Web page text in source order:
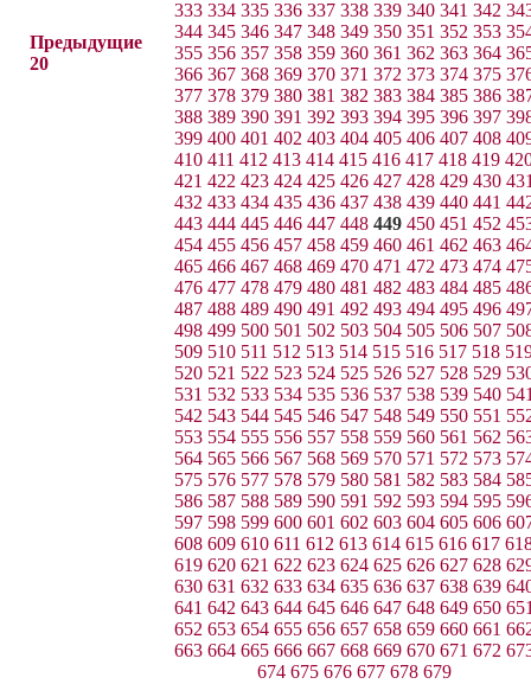
Предыдущие
20
333 334 335 336 337 338 339 340 341 342
344 345 346 347 348 349 350 351 352 353
355 356 357 358 359 360 361 362 363 364
366 367 368 369 370 371 372 373 374 375
377 378 379 380 381 382 383 384 385 386
388 389 390 391 392 393 394 395 396 397
399 400 401 402 403 404 405 406 407 408
410 411 412 413 414 415 416 417 418 419
421 422 423 424 425 426 427 428 429 430
432 433 434 435 436 437 438 439 440 441
443 444 445 446 447 448 449 450 451 452
454 455 456 457 458 459 460 461 462 463
465 466 467 468 469 470 471 472 473 474
476 477 478 479 480 481 482 483 484 485
487 488 489 490 491 492 493 494 495 496
498 499 500 501 502 503 504 505 506 507
509 510 511 512 513 514 515 516 517 518
520 521 522 523 524 525 526 527 528 529
531 532 533 534 535 536 537 538 539 540
542 543 544 545 546 547 548 549 550 551
553 554 555 556 557 558 559 560 561 562
564 565 566 567 568 569 570 571 572 573
575 576 577 578 579 580 581 582 583 584
586 587 588 589 590 591 592 593 594 595
597 598 599 600 601 602 603 604 605 606
608 609 610 611 612 613 614 615 616 617
619 620 621 622 623 624 625 626 627 628
630 631 632 633 634 635 636 637 638 639
641 642 643 644 645 646 647 648 649 650
652 653 654 655 656 657 658 659 660 661
663 664 665 666 667 668 669 670 671 672
674 675 676 677 678 679